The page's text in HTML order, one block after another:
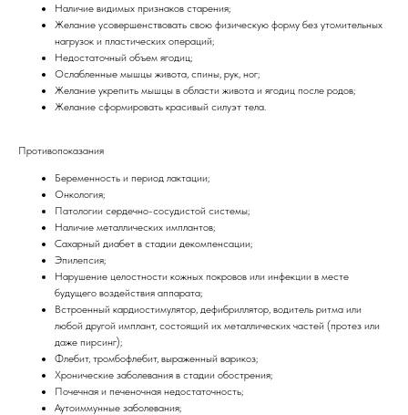
Наличие видимых признаков старения;
Желание усовершенствовать свою физическую форму без утомительных
нагрузок и пластических операций;
Недостаточный объем ягодиц;
Ослабленные мышцы живота, спины, рук, ног;
Желание укрепить мышцы в области живота и ягодиц после родов;
Желание сформировать красивый силуэт тела.
Противопоказания
Беременность и период лактации;
Онкология;
Патологии сердечно-сосудистой системы;
Наличие металлических имплантов;
Сахарный диабет в стадии декомпенсации;
Эпилепсия;
Нарушение целостности кожных покровов или инфекции в месте
будущего воздействия аппарата;
Встроенный кардиостимулятор, дефибриллятор, водитель ритма или
любой другой имплант, состоящий их металлических частей (протез или
даже пирсинг);
Флебит, тромбофлебит, выраженный варикоз;
Хронические заболевания в стадии обострения;
Почечная и печеночная недостаточность;
Аутоиммунные заболевания;
Видеообзоры новинок
Аппарат 2 в 1: C50 Массаж сферами
(роликовый массаж) + Электромагнитная
стимуляция EMS HIFEM